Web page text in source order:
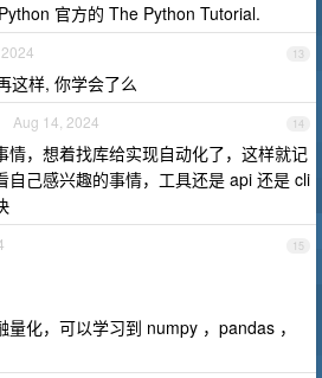
官方的 The Python Tutorial.
13
这样, 你学会了么
14
Aug 14, 2024
情，想着找库给实现自动化了，这样就记
自己感兴趣的事情，工具还是 api 还是 cli
15
化，可以学习到 numpy ，pandas ，